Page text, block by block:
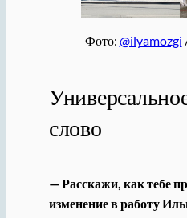
Фото: @ilyamozgi
слово
— Расскажи, как тебе
изменение в работу